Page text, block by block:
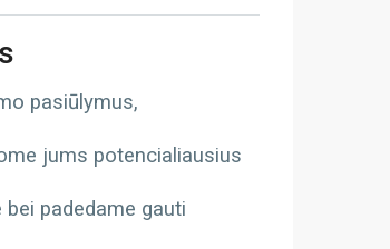
pasiūlymus,
jums potencialiausius
padedame gauti